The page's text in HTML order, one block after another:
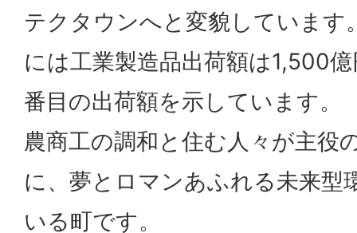
テクタウンへと変貌しています
には工業製造品出荷額は1,500
番目の出荷額を示しています。
農商工の調和と住む人々が主役
に、夢とロマンあふれる未来型
いる町です。